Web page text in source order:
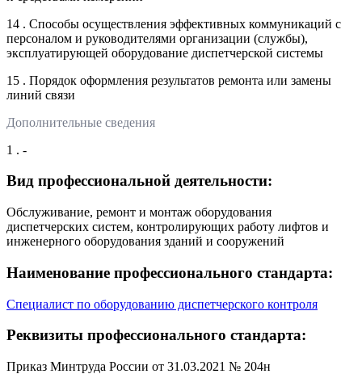
14 . Способы осуществления эффективных коммуникаций с
персоналом и руководителями организации (службы),
эксплуатирующей оборудование диспетчерской системы
15 . Порядок оформления результатов ремонта или замены
линий связи
Дополнительные сведения
1 . -
Вид профессиональной деятельности:
Обслуживание, ремонт и монтаж оборудования
диспетчерских систем, контролирующих работу лифтов и
инженерного оборудования зданий и сооружений
Наименование профессионального стандарта:
Специалист по оборудованию диспетчерского контроля
Реквизиты профессионального стандарта:
Приказ Минтруда России от 31.03.2021 № 204н